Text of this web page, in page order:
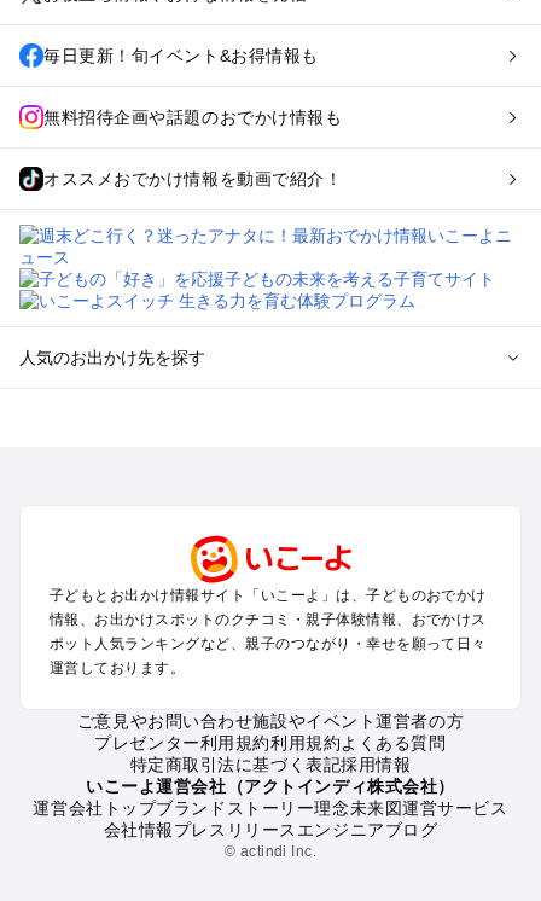
毎日更新！旬イベント&お得情報も
無料招待企画や話題のおでかけ情報も
オススメおでかけ情報を動画で紹介！
人気のお出かけ先を探す
関西のプールおでかけ
中国･四国のプールおでかけ
九州･沖縄のプールおでかけ
定番お出かけスポット
牧場
子どもとお出かけ情報サイト「いこーよ」は、子どものおでかけ
情報、お出かけスポットのクチコミ・親子体験情報、おでかけス
ポット人気ランキングなど、親子のつながり・幸せを願って日々
運営しております。
ご意見やお問い合わせ施設やイベント運営者の方
プレゼンター利用規約利用規約よくある質問
特定商取引法に基づく表記採用情報
いこーよ運営会社（アクトインディ株式会社）
運営会社トップブランドストーリー理念未来図運営サービス
会社情報プレスリリース エンジニアブログ
© actindi Inc.